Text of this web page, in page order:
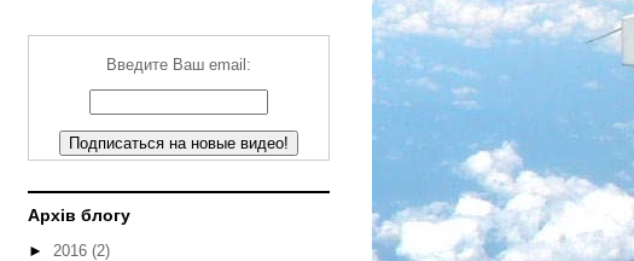
Введите Ваш email:
Архів блогу
► 2016 (2)